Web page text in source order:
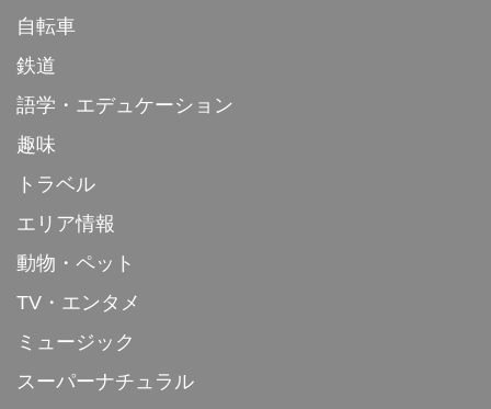
自転車
鉄道
語学・エデュケーション
趣味
トラベル
エリア情報
動物・ペット
TV・エンタメ
ミュージック
スーパーナチュラル